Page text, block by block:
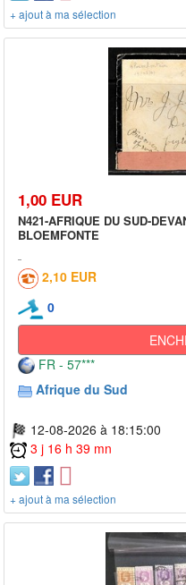
+ ajout à ma sélection
1,00 EUR
N421-AFRIQUE DU SUD-
BLOEMFONTE
2,10 EUR
0
FR - 57***
Afrique du Sud
12-08-2026 à 18:15:00
3 j 16 h 39 mn
+ ajout à ma sélection